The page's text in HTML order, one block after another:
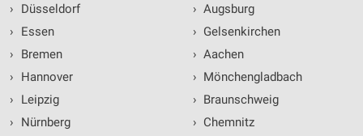
›
Düsseldorf
›
Essen
›
Bremen
›
Hannover
›
Leipzig
›
Nürnberg
› Augsburg
› Gelsenkirchen
› Aachen
› Mönchengladbach
› Braunschweig
› Chemnitz